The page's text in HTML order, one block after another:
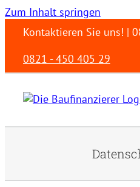
Zum Inhalt springen
Kontaktieren Sie uns! |
0821 - 450 405 29